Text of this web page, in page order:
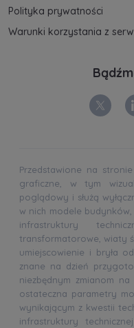
Polityka prywatności
Warunki korzystania z
Przedstawione na
graficzne, w tym
poglądowy i służą
w nich modele
infrastruktury
transformatorowe, wiaty
umiejscowienie i bryła
znane na dzień
niezbędnym zmianom
ostateczna parametry
wynikającym z kwestii
infrastruktury